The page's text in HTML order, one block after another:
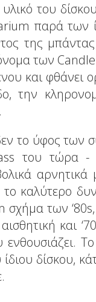
του
παρά των
της
των
και φθάνει
την
το ύφος των
του τώρα -
το καλύτερο
σχήμα των
και
ενθουσιάζει.
ίδιου δίσκου,